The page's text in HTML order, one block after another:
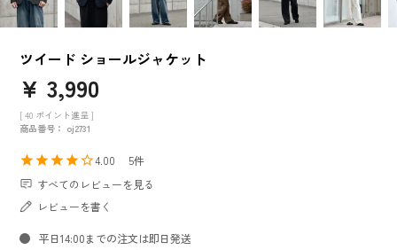
ツイード ショールジャケット
¥ 3,990
[ 40 ポイント進呈 ]
商品番号
oj2731
4.00
5
すべてのレビューを見る
レビューを書く
平日14:00までの注文は即日発送